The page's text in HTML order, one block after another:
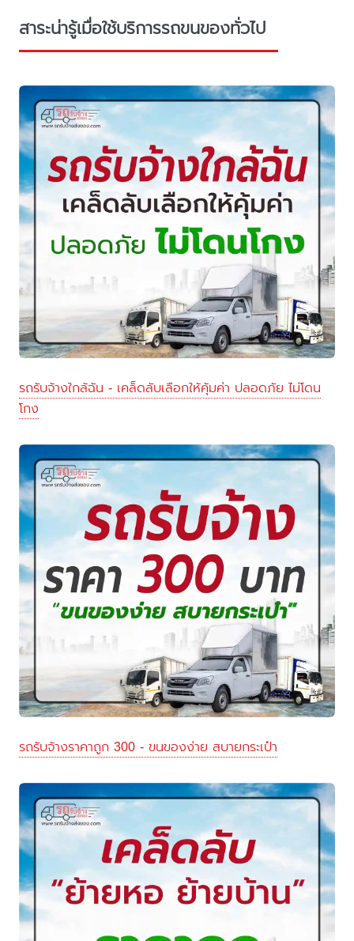
สาระน่ารู้เมื่อใช้บริการรถขนของทั่วไป
รถรับจ้างใกล้ฉัน - เคล็ดลับเลือกให้คุ้มค่า ปลอดภัย ไม่โดน
โกง
รถรับจ้างราคาถูก 300 - ขนของง่าย สบายกระเป๋า